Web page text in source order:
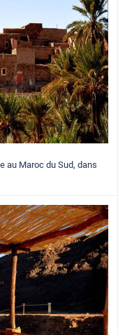
au Maroc du Sud, dans